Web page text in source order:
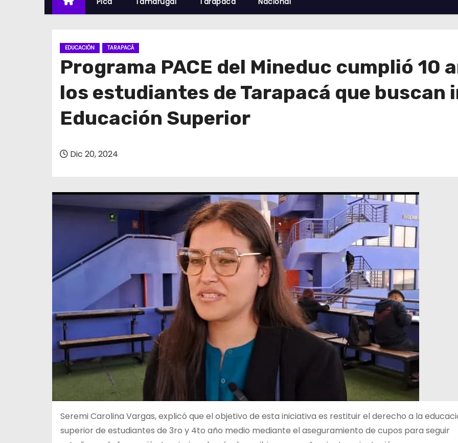
EDUCACIÓN TARAPACÁ
Programa PACE del Mineduc cumplió 10
los estudiantes de Tarapacá que buscan
Educación Superior
Dic 20, 2024
Seremi Carolina Vargas, explicó que el objetivo de esta iniciativa es restituir el derecho a la
superior de estudiantes de 3ro y 4to año medio mediante el aseguramiento de cupos para seguir